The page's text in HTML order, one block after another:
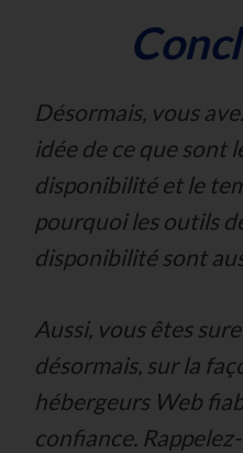
Désormais, vous
idée de ce que sont
disponibilité et le
pourquoi les outils
disponibilité sont
Aussi, vous êtes
désormais, sur la
hébergeurs Web
confiance.